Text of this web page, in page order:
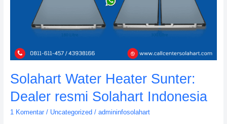
Solahart Water Heater Sunter:
Dealer resmi Solahart Indonesia
1 Komentar / Uncategorized / admininfosolahart
Indonesia